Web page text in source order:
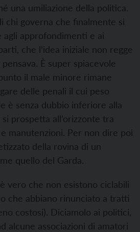
una umiliazione della politica.
chi governa che finalmente si
agli approfondimenti e ai
che l’idea iniziale non regge
È super spiacevole
il male minore rimane
delle penali il cui peso
è senza dubbio inferiore alla
prospetta all’orizzonte tra
manutenzioni. Per non dire poi
della rovina di un
quello del Garda.
vero che non esistono ciclabili
che abbiano rinunciato a tratti
costosi). Diciamolo ai politici,
alcune associazioni di amatori